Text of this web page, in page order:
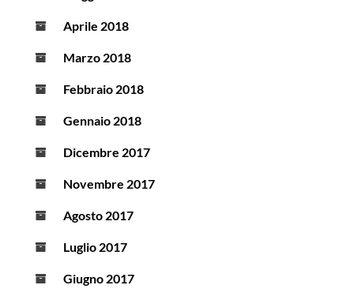
Aprile 2018
Marzo 2018
Febbraio 2018
Gennaio 2018
Dicembre 2017
Novembre 2017
Agosto 2017
Luglio 2017
Giugno 2017